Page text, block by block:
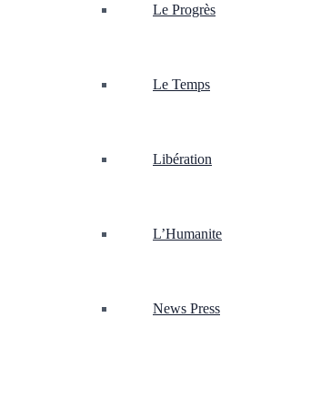
Le Progrès
Le Temps
Libération
L’Humanite
News Press